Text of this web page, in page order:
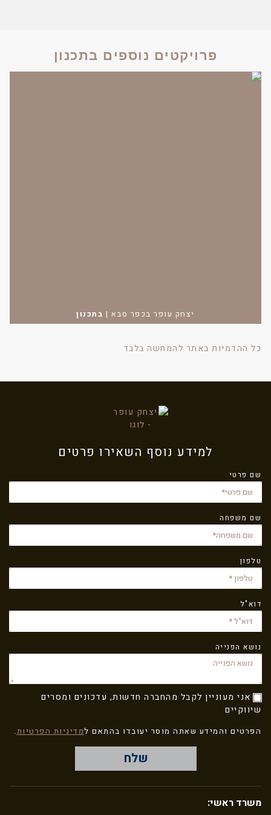
פרויקטים נוספים בתכנון
יצחק עופר בכפר סבא | בתכנון
כל ההדמיות באתר להמחשה בלבד
משרד ראשי:
למידע נוסף השאירו פרטים
שם פרטי
שם משפחה
טלפון
דוא"ל
נושא הפנייה
אני מעוניין לקבל מהחברה חדשות, עדכונים ומסרים
שיווקיים
הפרטים והמידע שאתה מוסר יעובדו בהתאם למדיניות הפרטיות.
שלח